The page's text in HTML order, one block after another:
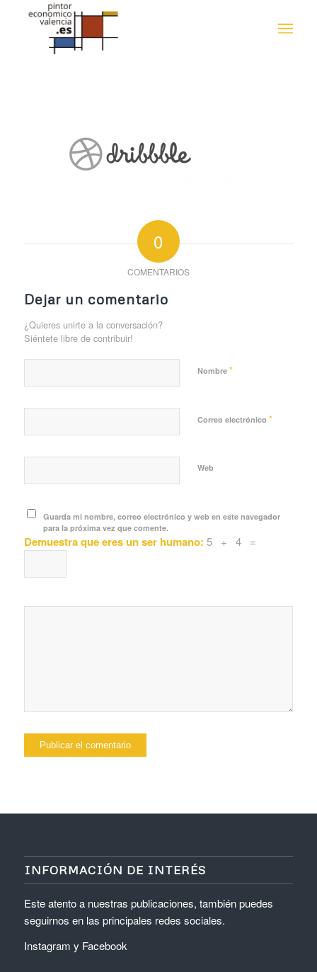
0
COMENTARIOS
Dejar un comentario
¿Quieres unirte a la conversación?
Siéntete libre de contribuir!
Nombre *
Correo electrónico *
Web
Guarda mi nombre, correo electrónico y web en este navegador
para la próxima vez que comente.
Demuestra que eres un ser humano: 5 + 4 =
INFORMACIÓN DE INTERÉS
Este atento a nuestras publicaciones, también puedes
seguirnos en las principales redes sociales.
Instagram y Facebook